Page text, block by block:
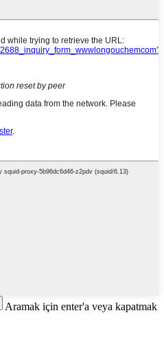
Aramak için enter'a veya kapatmak